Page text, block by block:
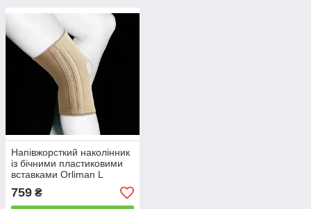
Напівжорсткий наколінник
із бічними пластиковими
вставками Orliman L
759 ₴